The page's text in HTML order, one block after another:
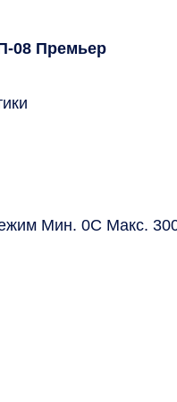
08 Премьер
Мин. 0C Макс.